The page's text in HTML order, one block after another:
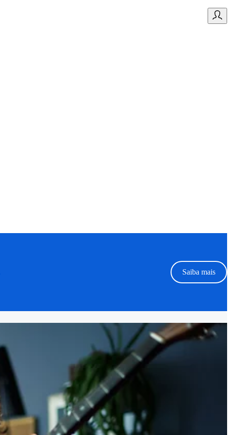
Saiba mais